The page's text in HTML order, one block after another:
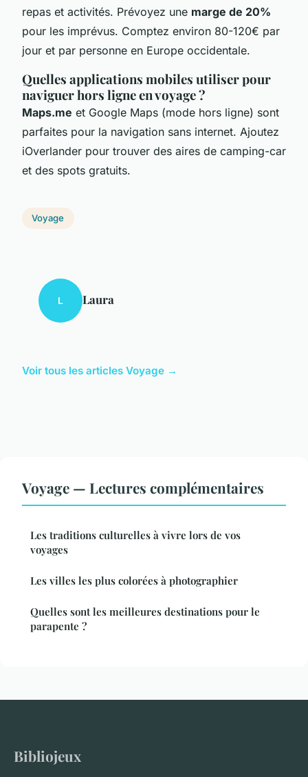
repas et activités. Prévoyez une marge de 20%
pour les imprévus. Comptez environ 80-120€ par
jour et par personne en Europe occidentale.
Quelles applications mobiles utiliser pour
naviguer hors ligne en voyage ?
Maps.me et Google Maps (mode hors ligne) sont
parfaites pour la navigation sans internet. Ajoutez
iOverlander pour trouver des aires de camping-car
et des spots gratuits.
Voyage
L Laura
Voir tous les articles Voyage →
Voyage — Lectures complémentaires
Les traditions culturelles à vivre lors de vos
voyages
Les villes les plus colorées à photographier
Quelles sont les meilleures destinations pour le
parapente ?
Bibliojeux